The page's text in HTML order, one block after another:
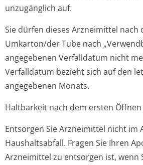
unzugänglich auf.
Sie dürfen dieses Arzneimittel nach
Umkarton/der Tube nach
angegebenen Verfalldatum nicht
Verfalldatum bezieht sich auf den
angegebenen Monats.
Haltbarkeit nach dem ersten
Entsorgen Sie Arzneimittel nicht im
Haushaltsabfall. Fragen Sie Ihren
Arzneimittel zu entsorgen ist, wenn